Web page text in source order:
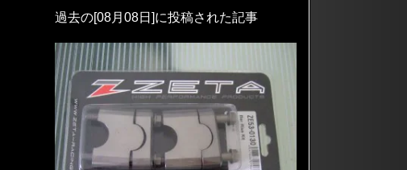
過去の[08月08日]に投稿された記事